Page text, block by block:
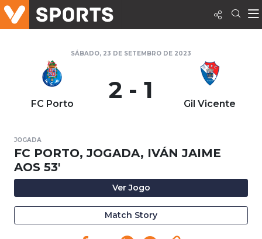
SÁBADO, 23 DE SETEMBRO DE 2023
FC Porto 2 - 1 Gil Vicente
JOGADA
FC PORTO, JOGADA, IVÁN JAIME
AOS 53'
Ver Jogo
Match Story